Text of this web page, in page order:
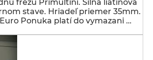
frézu Primultini. Silná liatinová
stave. Hriadeľ priemer 35mm.
Ponuka platí do vymazani …